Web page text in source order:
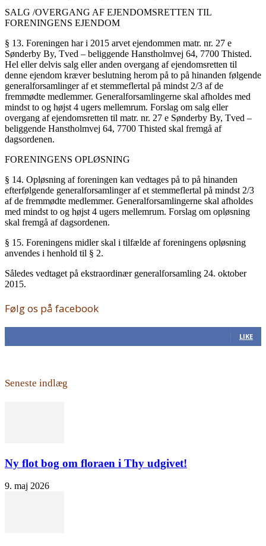
SALG /OVERGANG AF EJENDOMSRETTEN TIL
FORENINGENS EJENDOM
§ 13. Foreningen har i 2015 arvet ejendommen matr. nr. 27 e
Sønderby By, Tved – beliggende Hanstholmvej 64, 7700 Thisted.
Hel eller delvis salg eller anden overgang af ejendomsretten til
denne ejendom kræver beslutning herom på to på hinanden følgende
generalforsamlinger af et stemmeflertal på mindst 2/3 af de
fremmødte medlemmer. Generalforsamlingerne skal afholdes med
mindst to og højst 4 ugers mellemrum. Forslag om salg eller
overgang af ejendomsretten til matr. nr. 27 e Sønderby By, Tved –
beliggende Hanstholmvej 64, 7700 Thisted skal fremgå af
dagsordenen.
FORENINGENS OPLØSNING
§ 14. Opløsning af foreningen kan vedtages på to på hinanden
efterfølgende generalforsamlinger af et stemmeflertal på mindst 2/3
af de fremmødte medlemmer. Generalforsamlingerne skal afholdes
med mindst to og højst 4 ugers mellemrum. Forslag om opløsning
skal fremgå af dagsordenen.
§ 15. Foreningens midler skal i tilfælde af foreningens opløsning
anvendes i henhold til § 2.
Således vedtaget på ekstraordinær generalforsamling 24. oktober
2015.
Følg os på facebook
LIKE
Seneste indlæg
Ny flot bog om floraen i Thy udgivet!
9. maj 2026